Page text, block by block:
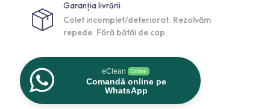
Garanția livrării
Colet incomplet/deteriorat. Rezolvăm
repede. Fără bătăi de cap.
eClean Online
Comandă online pe
WhatsApp